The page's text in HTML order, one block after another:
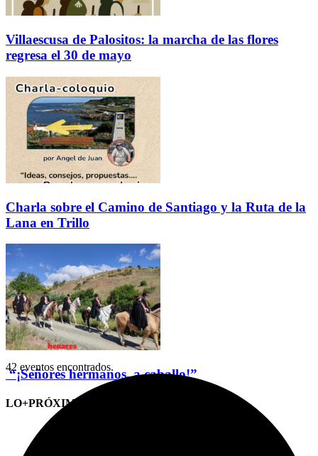
Villaescusa de Palositos: la marcha de las flores
regresa el 30 de mayo
Charla sobre el Camino de Santiago y la Ruta de la
Lana en Trillo
“¡Señores hermanos, a caballo!”
LO+PRÓXIMO (CITAS)
42 eventos encontrados.